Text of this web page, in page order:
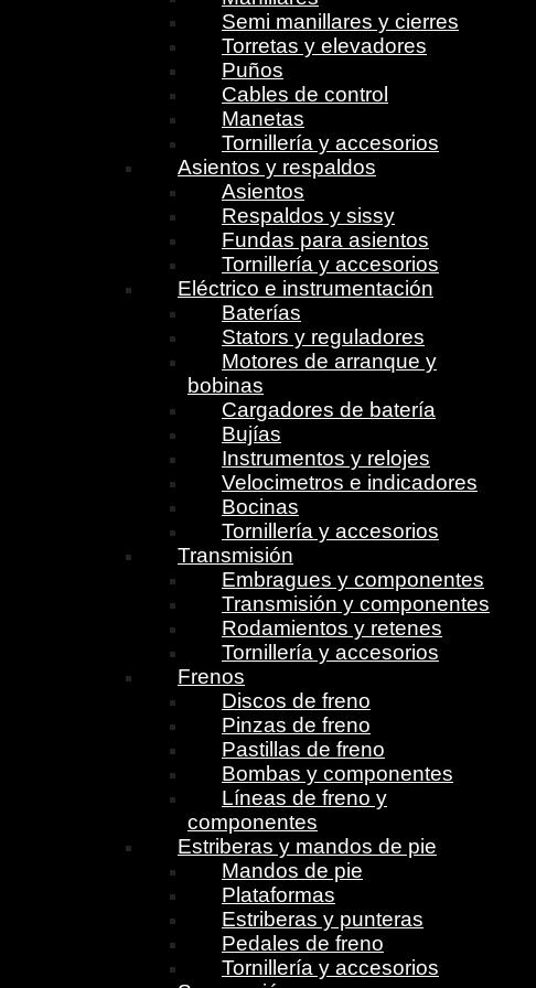
Semi manillares y cierres
Torretas y elevadores
Puños
Cables de control
Manetas
Tornillería y accesorios
Asientos y respaldos
Asientos
Respaldos y sissy
Fundas para asientos
Tornillería y accesorios
Eléctrico e instrumentación
Baterías
Stators y reguladores
Motores de arranque y
bobinas
Cargadores de batería
Bujías
Instrumentos y relojes
Velocimetros e indicadores
Bocinas
Tornillería y accesorios
Transmisión
Embragues y componentes
Transmisión y componentes
Rodamientos y retenes
Tornillería y accesorios
Frenos
Discos de freno
Pinzas de freno
Pastillas de freno
Bombas y componentes
Líneas de freno y
componentes
Estriberas y mandos de pie
Mandos de pie
Plataformas
Estriberas y punteras
Pedales de freno
Tornillería y accesorios